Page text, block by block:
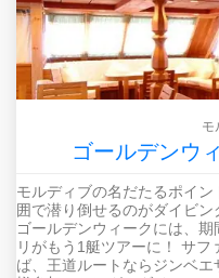
モ
ゴールデンウ
モルディブの名だたるポイ
囲で潜り倒せるのがダイビ
ゴールデンウィークには、
リがもう1艇ツアーに！ サ
ば、王道ルートならジンベ